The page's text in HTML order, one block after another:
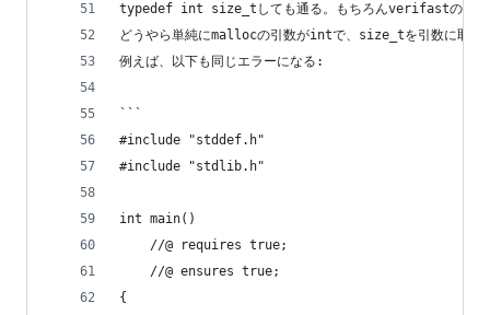
typedef int size_tしても通る。もちろんverifastのテス
どうやら単純にmallocの引数がintで、size_tを引数に取る
例えば、以下も同じエラーになる:
```
#include "stddef.h"
#include "stdlib.h"
int main()
    //@ requires true;
    //@ ensures true;
{